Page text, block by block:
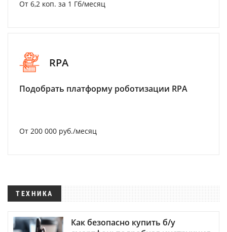
От 6,2 коп. за 1 Гб/месяц
RPA
Подобрать платформу роботизации RPA
От 200 000 руб./месяц
ТЕХНИКА
Как безопасно купить б/у